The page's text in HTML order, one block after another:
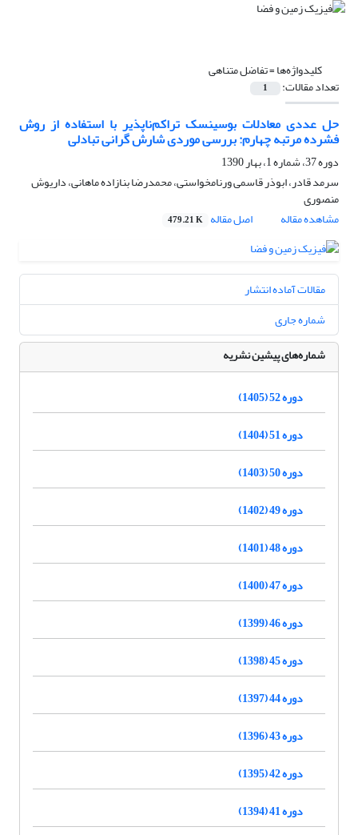
کلیدواژه‌ها =تفاضل متناهی
تعداد مقالات: 1
حل عددی معادلات بوسینسک تراکم‌ناپذیر با استفاده از روش
فشرده مرتبه چهارم: بررسی موردی شارش گرانی تبادلی
دوره 37، شماره 1، بهار 1390
سرمد قادر، ابوذر قاسمی ورنامخواستی، محمدرضا بنازاده ماهانی، داریوش
منصوری
مشاهده مقاله
اصل مقاله 479.21 K
مقالات آماده انتشار
شماره جاری
شماره‌های پیشین نشریه
دوره 52 (1405)
دوره 51 (1404)
دوره 50 (1403)
دوره 49 (1402)
دوره 48 (1401)
دوره 47 (1400)
دوره 46 (1399)
دوره 45 (1398)
دوره 44 (1397)
دوره 43 (1396)
دوره 42 (1395)
دوره 41 (1394)